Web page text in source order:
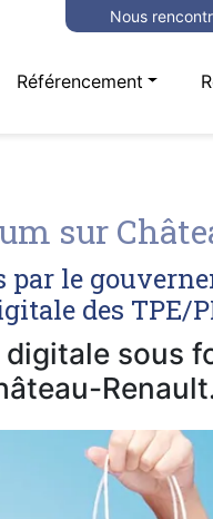
Nous
Référencement
sur
par le
des TPE/
sous